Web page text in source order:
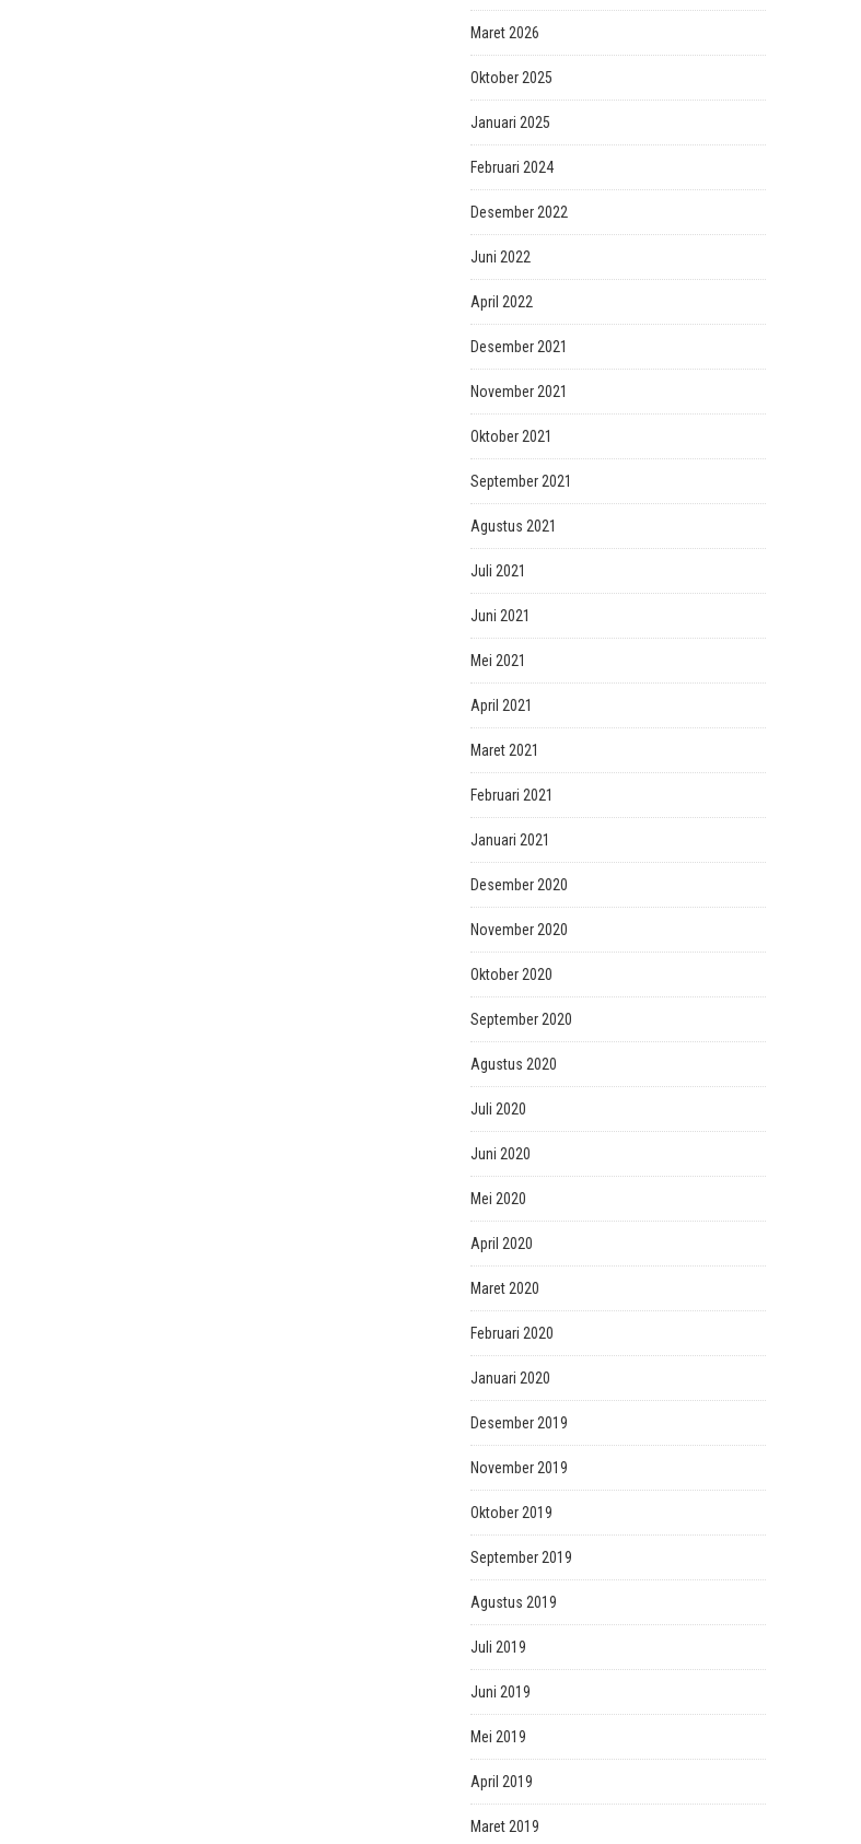
Maret 2026
Oktober 2025
Januari 2025
Februari 2024
Desember 2022
Juni 2022
April 2022
Desember 2021
November 2021
Oktober 2021
September 2021
Agustus 2021
Juli 2021
Juni 2021
Mei 2021
April 2021
Maret 2021
Februari 2021
Januari 2021
Desember 2020
November 2020
Oktober 2020
September 2020
Agustus 2020
Juli 2020
Juni 2020
Mei 2020
April 2020
Maret 2020
Februari 2020
Januari 2020
Desember 2019
November 2019
Oktober 2019
September 2019
Agustus 2019
Juli 2019
Juni 2019
Mei 2019
April 2019
Maret 2019